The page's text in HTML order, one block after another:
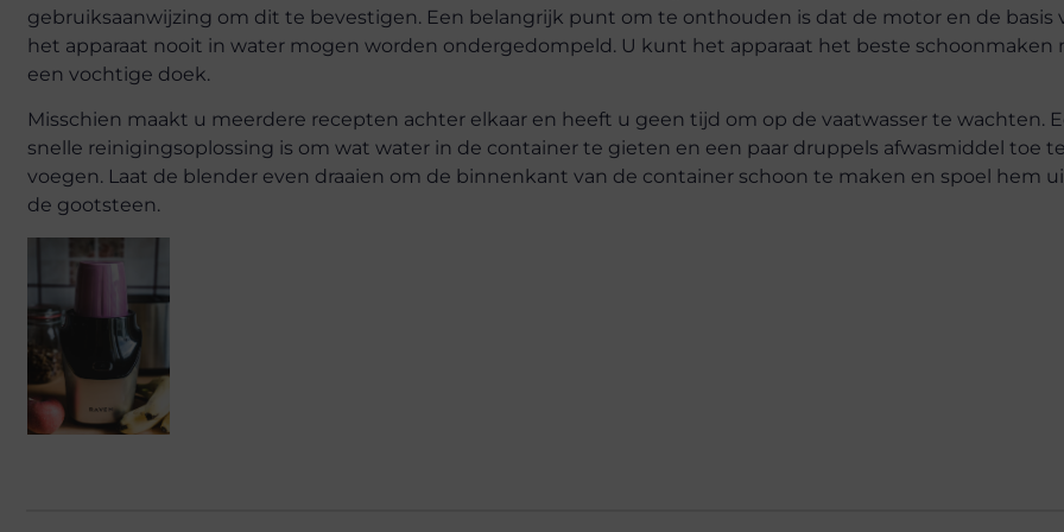
gebruiksaanwijzing om dit te bevestigen. Een belangrijk punt om te onthouden is dat de motor en de basis
het apparaat nooit in water mogen worden ondergedompeld. U kunt het apparaat het beste schoonmaken
een vochtige doek.
Misschien maakt u meerdere recepten achter elkaar en heeft u geen tijd om op de vaatwasser te wachten.
snelle reinigingsoplossing is om wat water in de container te gieten en een paar druppels afwasmiddel toe te
voegen. Laat de blender even draaien om de binnenkant van de container schoon te maken en spoel hem
de gootsteen.